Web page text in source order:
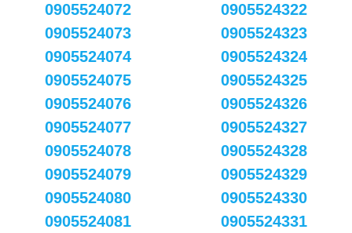
0905524072
0905524073
0905524074
0905524075
0905524076
0905524077
0905524078
0905524079
0905524080
0905524081
0905524322
0905524323
0905524324
0905524325
0905524326
0905524327
0905524328
0905524329
0905524330
0905524331